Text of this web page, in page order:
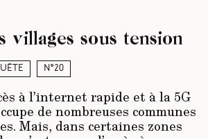
N°20
villages sous tension
à l’internet rapide et à la 5G
de nombreuses communes
Mais, dans certaines zones